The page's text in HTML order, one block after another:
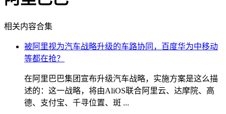
相关内容合集
被阿里视为汽车战略升级的车路协同，百度华为中移动
等都在抢？
在阿里巴巴集团宣布升级汽车战略，实施方案是这么描
述的：这一战略，将由AliOS联合阿里云、达摩院、高
德、支付宝、千寻位置、斑 ...